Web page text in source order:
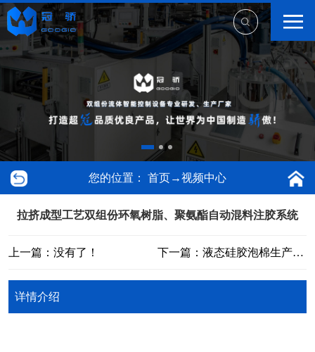
您的位置： 首页→视频中心
拉挤成型工艺双组份环氧树脂、聚氨酯自动混料注胶系统
上一篇：没有了！ 下一篇：液态硅胶泡棉生产全套工艺流程视频
详情介绍